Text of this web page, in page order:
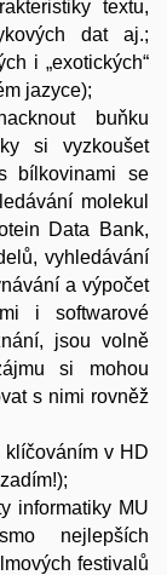
textu,
dat aj.;
i „exotických“
jazyce);
buňku
si vyzkoušet
bílkovinami se
molekul
Data Bank,
vyhledávání
a výpočet
i softwarové
jsou volně
si mohou
s nimi rovněž
klíčováním v HD
informatiky MU
nejlepších
festivalů